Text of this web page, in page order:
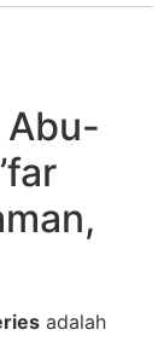
Abu-
adalah